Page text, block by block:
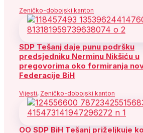
Zeničko-dobojski kanton
SDP Tešanj daje punu podršku
predsjedniku Nerminu Nikšiću u
pregovorima oko formiranja
Federacije BiH
Vijesti, Zeničko-dobojski kanton
OO SDP BiH Tešanj priželjkuje